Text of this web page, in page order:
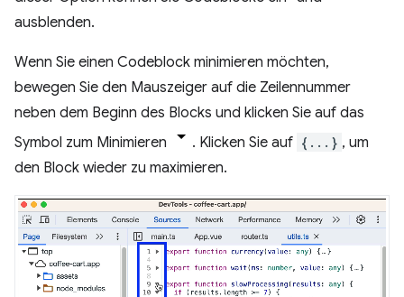
ausblenden.
Wenn Sie einen Codeblock minimieren möchten,
bewegen Sie den Mauszeiger auf die Zeilennummer
neben dem Beginn des Blocks und klicken Sie auf das
Symbol zum Minimieren
. Klicken Sie auf {...} , um
den Block wieder zu maximieren.